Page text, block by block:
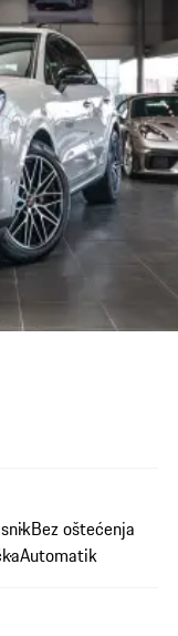
Bez oštećenja
Automatik